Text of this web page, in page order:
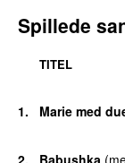
Spillede
TITEL
1. Marie med
2. Babushka (